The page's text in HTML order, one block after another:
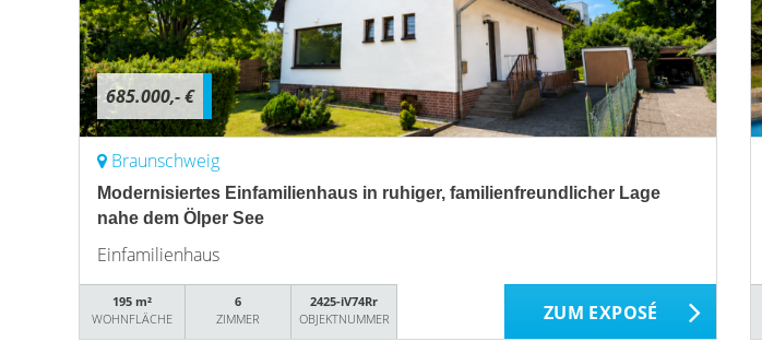
685.000,- €
Braunschweig
Modernisiertes Einfamilienhaus in ruhiger, familienfreundlicher Lage
nahe dem Ölper See
Einfamilienhaus
195 m²
WOHNFLÄCHE
6
ZIMMER
2425-iV74Rr
OBJEKTNUMMER
ZUM EXPOSÉ